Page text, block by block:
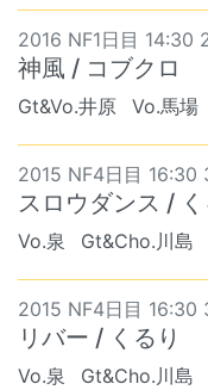
2016 NF1日目 14:30
神風 / コブクロ
Gt&Vo.井原 Vo.馬場
2015 NF4日目 16:30
スロウダンス / く
Vo.泉 Gt&Cho.川島
2015 NF4日目 16:30
リバー / くるり
Vo.泉 Gt&Cho.川島